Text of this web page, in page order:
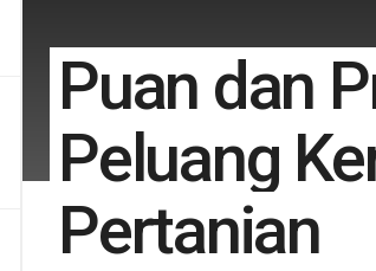
Puan dan
Peluang
Pertanian